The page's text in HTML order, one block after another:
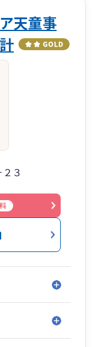
天童事
３